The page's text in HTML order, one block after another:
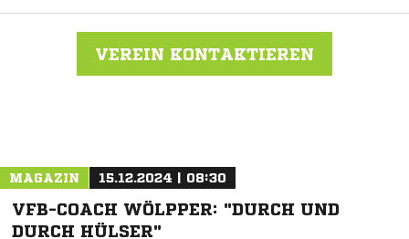
VEREIN KONTAKTIEREN
MAGAZIN 15.12.2024 | 08:30
VFB-COACH WÖLPPER: "DURCH UND
DURCH HÜLSER"